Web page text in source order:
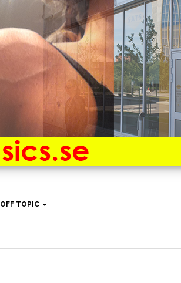
OFF TOPIC